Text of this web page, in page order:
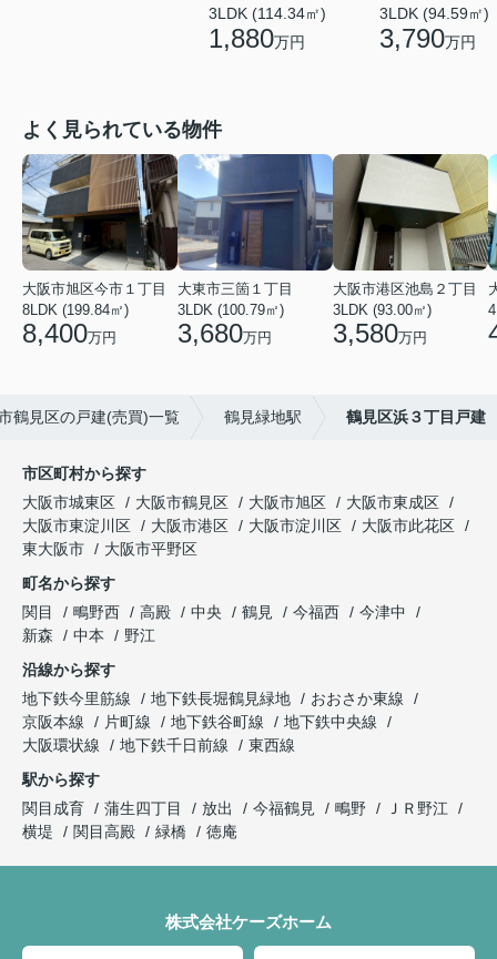
3LDK (114.34㎡)
1,880万円
3LDK (94.59㎡)
3,790万円
よく見られている物件
大阪市旭区今市１丁目
8LDK (199.84㎡)
8,400万円
大東市三箇１丁目
3LDK (100.79㎡)
3,680万円
大阪市港区池島２丁目
3LDK (93.00㎡)
3,580万円
鶴見区の戸建(売買)一覧 鶴見緑地駅 鶴見区浜３丁目戸建
市区町村から探す
大阪市城東区
大阪市鶴見区 大阪市旭区
大阪市東成区
大阪市東淀川区
大阪市港区 大阪市淀川区
大阪市此花区
東大阪市
大阪市平野区
町名から探す
関目
鴫野西 高殿 中央 鶴見 今福西
今津中
新森
中本
野江
沿線から探す
地下鉄今里筋線
地下鉄長堀鶴見緑地
おおさか東線
京阪本線
片町線 地下鉄谷町線
地下鉄中央線
大阪環状線
地下鉄千日前線
東西線
駅から探す
関目成育
蒲生四丁目 放出 今福鶴見 鴫野
ＪＲ野江
横堤
関目高殿 緑橋 徳庵
株式会社ケーズホーム